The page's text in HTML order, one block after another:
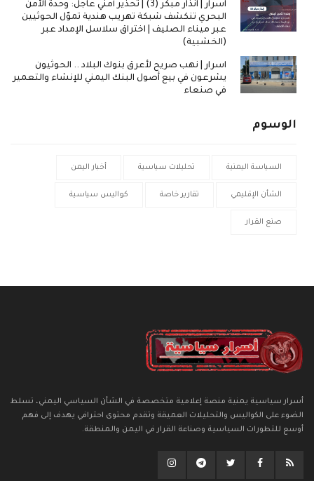
اسرار | انذار مبكر (3) | تحذير أمني عاجل: وحدة الأمن
البحري تنكشف شبكة تهريب هندية تموّل الحوثيين
عبر ميناء الصليف | اختراق سلاسل الإمداد عبر
(الخشبية)
اسرار | نهب صريح لأعرق بنوك البلاد .. الحوثيون
يشرعون في بيع أصول البنك اليمني للإنشاء والتعمير
في صنعاء
الوسوم
السياسة اليمنية تحليلات سياسية أخبار اليمن
الشأن الإقليمي تقارير خاصة كواليس سياسية
صنع القرار
أسرار سياسية يمنية منصة إعلامية متخصصة في الشأن السياسي اليمني، تسلط
الضوء على الكواليس والتحليلات العميقة وتقدم محتوى احترافي يهدف إلى فهم
أوسع للتطورات السياسية وصناعة القرار في اليمن والمنطقة.